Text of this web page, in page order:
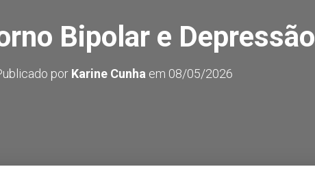
Bipolar e Depressão
por Karine Cunha em 08/05/2026